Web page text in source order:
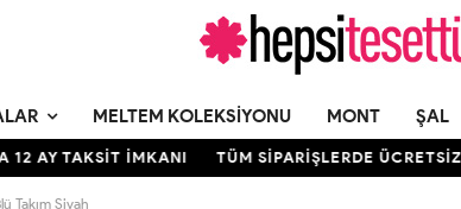
MELTEM KOLEKSIYONU MONT ŞAL
İMKANI TÜM SİPARİŞLERDE ÜCRETSİZ
Takım Siyah